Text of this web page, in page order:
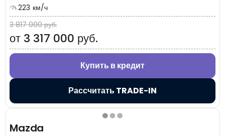
223 км/ч
3 817 000 руб.
от 3 317 000 руб.
Купить в кредит
Рассчитать TRADE-IN
Mazda